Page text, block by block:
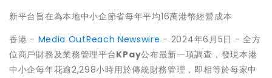
新平台旨在為本地中小企節省每年平均16萬港幣經營成本
香港 - Media OutReach Newswire - 2024年6月5日 - 全方
位商戶財務及業務管理平台KPay公布最新一項調查，發現本港
中小企每年花逾2,298小時用於傳統財務管理，即相等於每家中